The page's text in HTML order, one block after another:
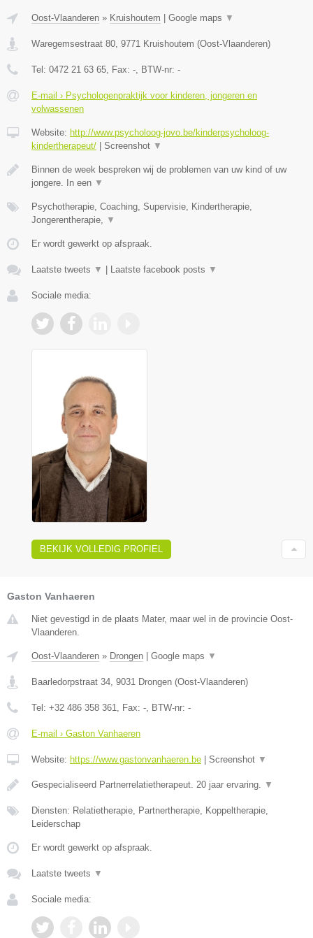
Oost-Vlaanderen » Kruishoutem Google maps ▼
Waregemsestraat 80, 9771 Kruishoutem (Oost-Vlaanderen)
Tel: 0472 21 63 65, Fax: -, BTW-nr: -
E-mail › Psychologenpraktijk voor kinderen, jongeren en
volwassenen
Website: http://www.psycholoog-jovo.be/kinderpsycholoog-
kindertherapeut/
Screenshot ▼
Binnen de week bespreken wij de problemen van uw kind of uw
jongere. In een ▼
Psychotherapie, Coaching, Supervisie, Kindertherapie,
Jongerentherapie, ▼
Er wordt gewerkt op afspraak.
Laatste tweets ▼ Laatste facebook posts ▼
Sociale media:
BEKIJK VOLLEDIG PROFIEL
Gaston Vanhaeren
Niet gevestigd in de plaats Mater, maar wel in de provincie Oost-
Vlaanderen.
Oost-Vlaanderen » Drongen Google maps ▼
Baarledorpstraat 34, 9031 Drongen (Oost-Vlaanderen)
Tel: +32 486 358 361, Fax: -, BTW-nr: -
E-mail › Gaston Vanhaeren
Website: https://www.gastonvanhaeren.be Screenshot ▼
Gespecialiseerd Partnerrelatietherapeut. 20 jaar ervaring. ▼
Diensten: Relatietherapie, Partnertherapie, Koppeltherapie,
Leiderschap
Er wordt gewerkt op afspraak.
Laatste tweets ▼
Sociale media: